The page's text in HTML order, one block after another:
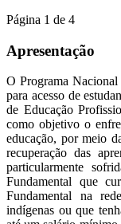
Página 1 de 4
Apresentação
O Programa Nacional
para acesso de
de Educação
como objetivo o
educação, por meio
recuperação das
particularmente
Fundamental que
Fundamental na
indígenas ou que